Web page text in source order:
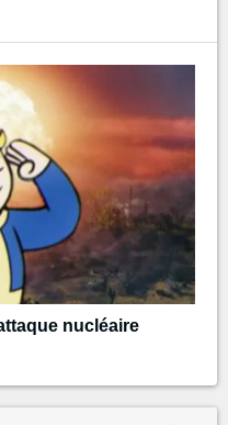
nucléaire